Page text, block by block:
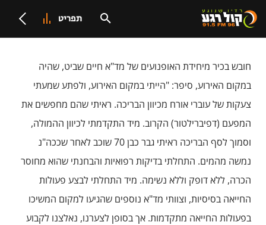
תפריט
חובש בכיר מיחידת האופנועים של מד"א חיים שביט, שהיה
במקום האירוע, סיפר: "הייתי במקום האירוע, ולפתע שמעתי
צעקות של עוברי אורח מכיוון הבריכה. ראיתי שהם מחפשים את
המפעם (דפיברילטור) הקרוב. מיד התקדמתי לכיוון ההמולה,
וסמוך לסף הבריכה ראיתי גבר כבן 70 שוכב לאחר שככה"נ
נמשה מהמים. התחלתי בדיקות רפואיות והבחנתי שהוא מחוסר
הכרה, ללא דופק וללא נשימה. מיד התחלתי לבצע פעולות
החייאה בסיסיות, וצוותי מד"א נוספים שהגיעו למקום המשיכו
בפעולות החייאה מתקדמות. אך בסופן לצערנו, נאלצנו לקבוע